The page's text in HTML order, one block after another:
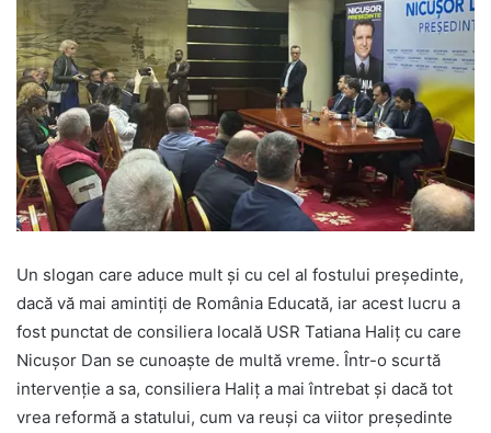
Un slogan care aduce mult și cu cel al fostului președinte,
dacă vă mai amintiți de România Educată, iar acest lucru a
fost punctat de consiliera locală USR Tatiana Haliț cu care
Nicușor Dan se cunoaște de multă vreme. Într-o scurtă
intervenție a sa, consiliera Haliț a mai întrebat și dacă tot
vrea reformă a statului, cum va reuși ca viitor președinte